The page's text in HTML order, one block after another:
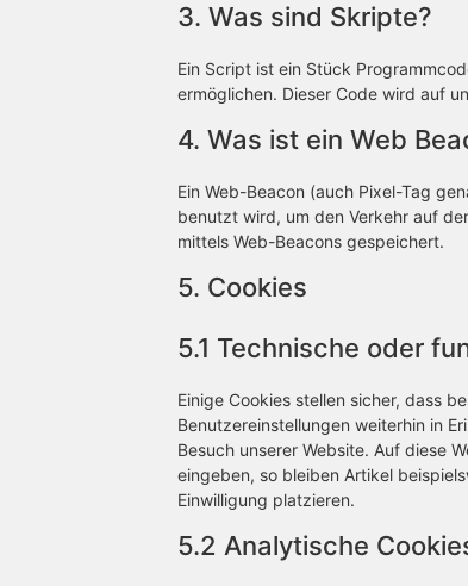
3. Was sind Skripte?
Ein Script ist ein Stück
ermöglichen. Dieser Code wird auf
4. Was ist ein Web
Ein Web-Beacon (auch Pixel-Tag
benutzt wird, um den Verkehr auf
mittels Web-Beacons gespeichert.
5. Cookies
5.1 Technische oder
Einige Cookies stellen sicher, dass
Benutzereinstellungen weiterhin in
Besuch unserer Website. Auf diese
eingeben, so bleiben Artikel
Einwilligung platzieren.
5.2 Analytische